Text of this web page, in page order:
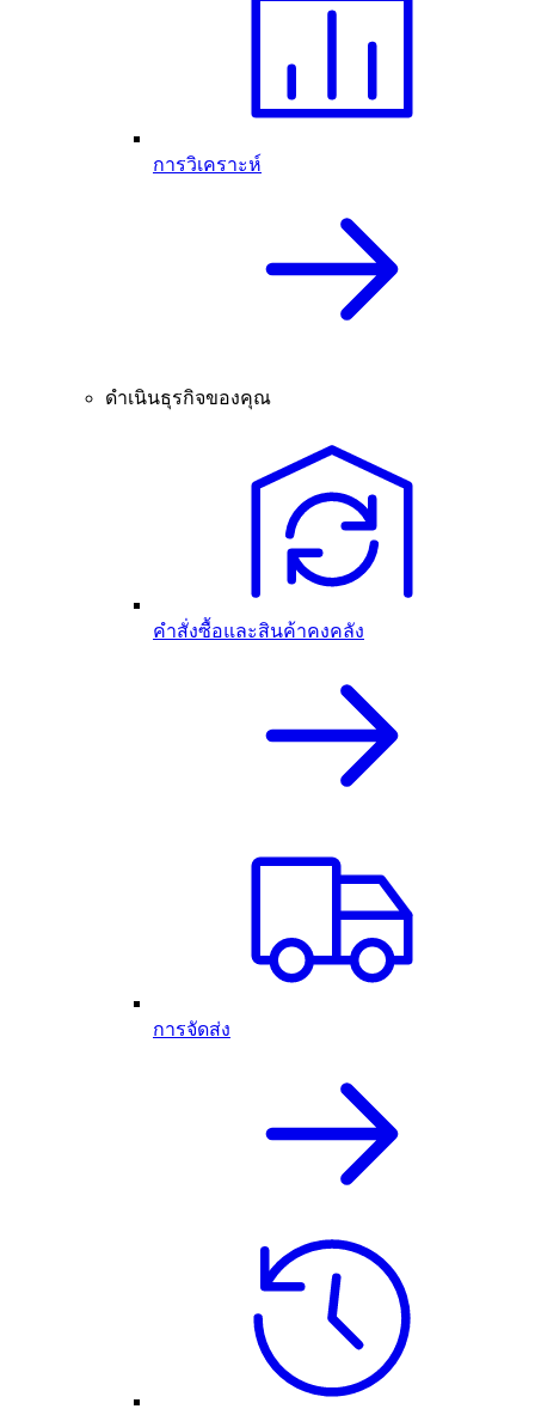
การวิเคราะห์
ดำเนินธุรกิจของคุณ
คำสั่งซื้อและสินค้าคงคลัง
การจัดส่ง